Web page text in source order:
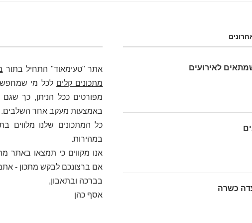
לאירועים
כשרה
אתר "טעימאוד" התחיל בתור
מתכונים קלים לכל מי שמחפש
מפורטים ככל הניתן, כך שגם
באמצעות מעקב אחר השלבים.
כל המתכונים שלנו מלווים
במהירות.
אנו מקווים כי תמצאו באתר
אם ברצונכם לבקש מתכון -
בברכה ובתאבון,
אסף כהן